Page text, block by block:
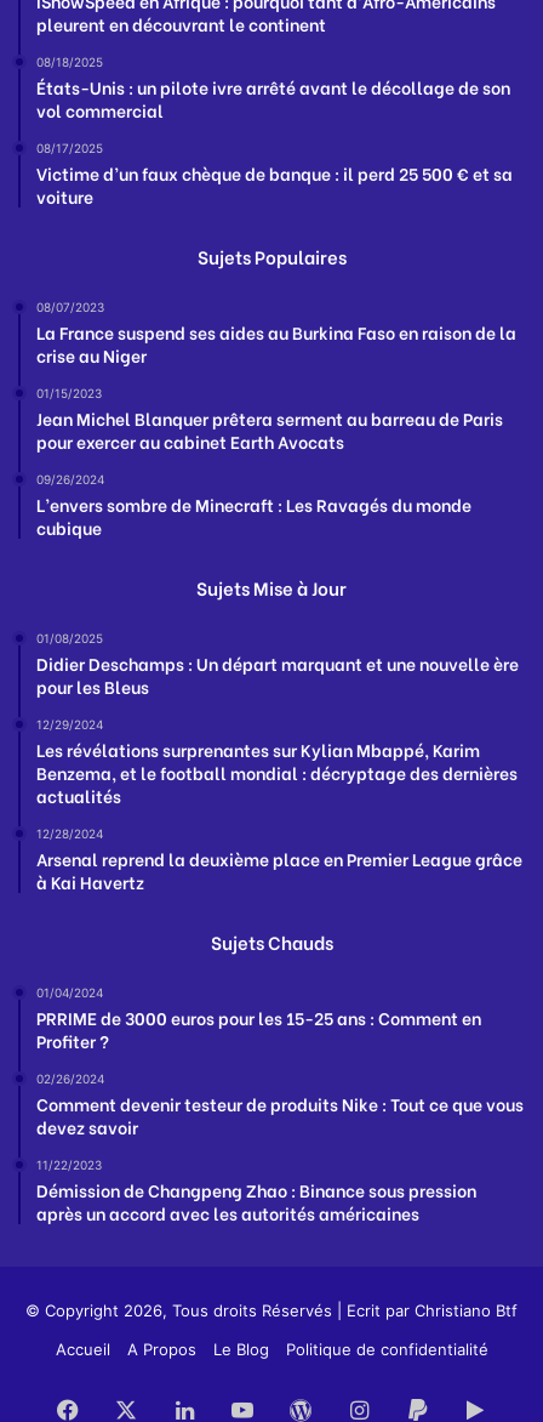
pleurent en découvrant le continent
08/18/2025
États-Unis : un pilote ivre arrêté avant le décollage de son
vol commercial
08/17/2025
Victime d’un faux chèque de banque : il perd 25 500 € et sa
voiture
Sujets Populaires
08/07/2023
La France suspend ses aides au Burkina Faso en raison de la
crise au Niger
01/15/2023
Jean Michel Blanquer prêtera serment au barreau de Paris
pour exercer au cabinet Earth Avocats
09/26/2024
L’envers sombre de Minecraft : Les Ravagés du monde
cubique
Sujets Mise à Jour
01/08/2025
Didier Deschamps : Un départ marquant et une nouvelle ère
pour les Bleus
12/29/2024
Les révélations surprenantes sur Kylian Mbappé, Karim
Benzema, et le football mondial : décryptage des dernières
actualités
12/28/2024
Arsenal reprend la deuxième place en Premier League grâce
à Kai Havertz
Sujets Chauds
01/04/2024
PRRIME de 3000 euros pour les 15-25 ans : Comment en
Profiter ?
02/26/2024
Comment devenir testeur de produits Nike : Tout ce que vous
devez savoir
11/22/2023
Démission de Changpeng Zhao : Binance sous pression
après un accord avec les autorités américaines
© Copyright 2026, Tous droits Réservés | Ecrit par Christiano Btf
Accueil
A Propos Le Blog Politique de confidentialité
Facebook LinkedinYouTubeWordPress
Instagram
PayPal